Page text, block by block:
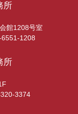
所
館1208号室
1208
所
3374